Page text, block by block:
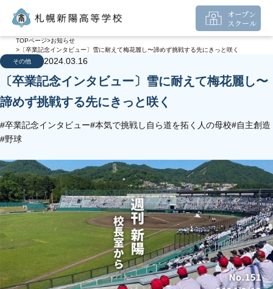
オープン
スクール
TOPページ お知らせ
〔卒業記念インタビュー〕雪に耐えて梅花麗し〜諦めず挑戦する先にきっと咲く
その他
2024.03.16
〔卒業記念インタビュー〕雪に耐えて梅花麗し〜
諦めず挑戦する先にきっと咲く
#卒業記念インタビュー#本気で挑戦し自ら道を拓く人の母校#自主創造
#野球